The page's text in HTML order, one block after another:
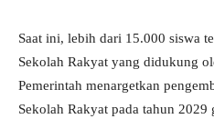
Saat ini, lebih dari 15.000 siswa
Sekolah Rakyat yang didukung
Pemerintah menargetkan
Sekolah Rakyat pada tahun